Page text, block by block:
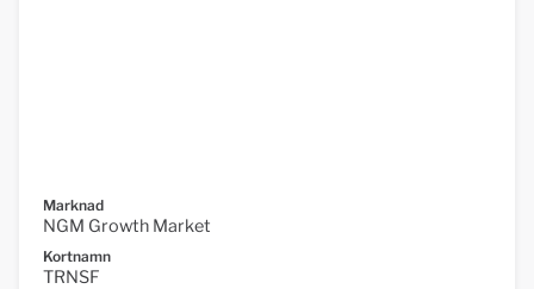
Marknad
NGM Growth Market
Kortnamn
TRNSF